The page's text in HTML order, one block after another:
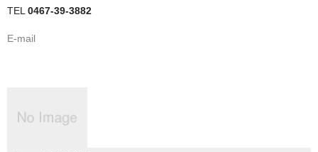
八千代市
TEL 0467-39-3882
E-mail